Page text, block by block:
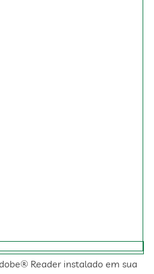
Reader instalado em sua